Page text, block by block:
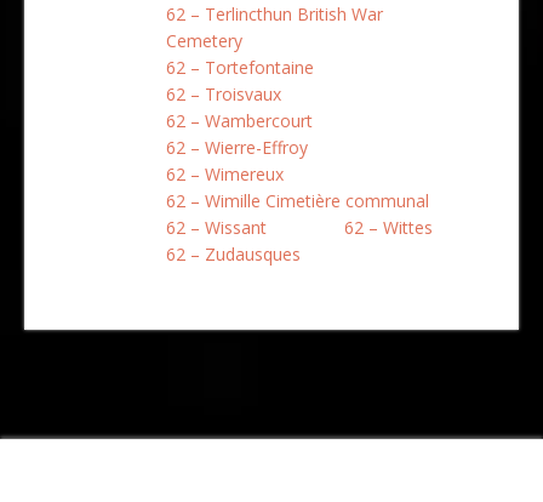
62 – Terlincthun British War
Cemetery
62 – Tortefontaine
62 – Troisvaux
62 – Wambercourt
62 – Wierre-Effroy
62 – Wimereux
62 – Wimille Cimetière communal
62 – Wissant
62 – Wittes
62 – Zudausques